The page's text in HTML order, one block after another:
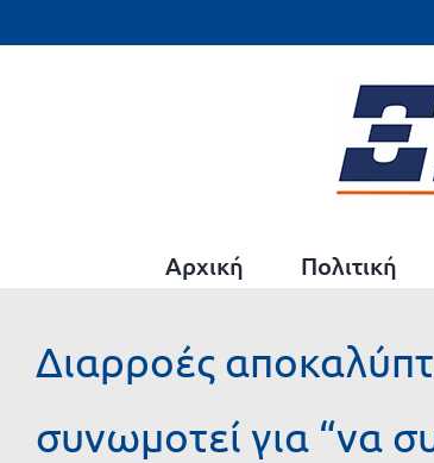
στο
Αρχική Πολιτική
Διαρροές
συνωμοτεί για “να